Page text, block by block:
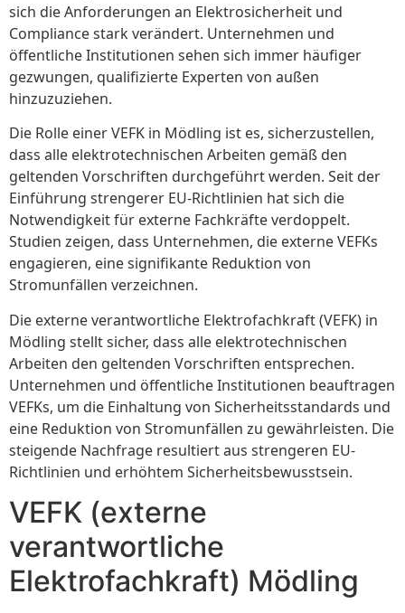
sich die Anforderungen an Elektrosicherheit und
Compliance stark verändert. Unternehmen und
öffentliche Institutionen sehen sich immer häufiger
gezwungen, qualifizierte Experten von außen
hinzuzuziehen.
Die Rolle einer VEFK in Mödling ist es, sicherzustellen,
dass alle elektrotechnischen Arbeiten gemäß den
geltenden Vorschriften durchgeführt werden. Seit der
Einführung strengerer EU-Richtlinien hat sich die
Notwendigkeit für externe Fachkräfte verdoppelt.
Studien zeigen, dass Unternehmen, die externe VEFKs
engagieren, eine signifikante Reduktion von
Stromunfällen verzeichnen.
Die externe verantwortliche Elektrofachkraft (VEFK) in
Mödling stellt sicher, dass alle elektrotechnischen
Arbeiten den geltenden Vorschriften entsprechen.
Unternehmen und öffentliche Institutionen beauftragen
VEFKs, um die Einhaltung von Sicherheitsstandards und
eine Reduktion von Stromunfällen zu gewährleisten. Die
steigende Nachfrage resultiert aus strengeren EU-
Richtlinien und erhöhtem Sicherheitsbewusstsein.
VEFK (externe
verantwortliche
Elektrofachkraft) Mödling